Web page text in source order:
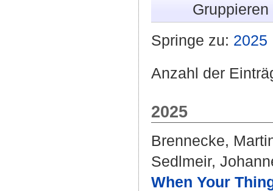
Springe zu: 2025
Anzahl der
2025
Brennecke,
Sedlmeir,
When Your